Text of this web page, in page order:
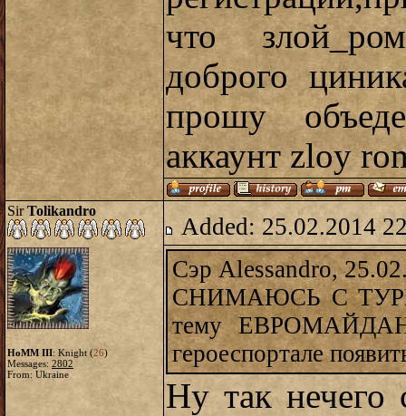
что
доброго
прошу
аккаунт zloy
SirTolikandro
HoMM III: Knight (26)
Messages: 2802
From: Ukraine
Added: 25.02.2014
Сэр Alessandro,
СНИМАЮСЬ С
тему
героеспортале
Ну так нечего